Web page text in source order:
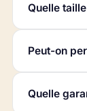
Quelle
Peut-on
Quelle